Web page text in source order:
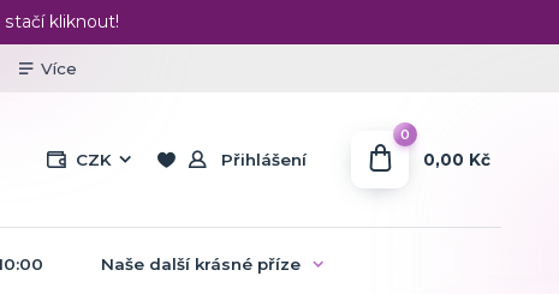
stačí kliknout!
Více
CZK Přihlášení
0
0,00 Kč
Naše další krásné příze